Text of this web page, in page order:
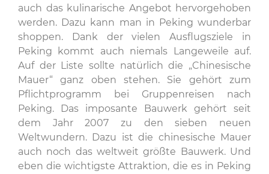
auch das kulinarische Angebot hervorgehoben
werden. Dazu kann man in Peking wunderbar
shoppen. Dank der vielen Ausflugsziele in
Peking kommt auch niemals Langeweile auf.
Auf der Liste sollte natürlich die „Chinesische
Mauer“ ganz oben stehen. Sie gehört zum
Pflichtprogramm bei Gruppenreisen nach
Peking. Das imposante Bauwerk gehört seit
dem Jahr 2007 zu den sieben neuen
Weltwundern. Dazu ist die chinesische Mauer
auch noch das weltweit größte Bauwerk. Und
eben die wichtigste Attraktion, die es in Peking